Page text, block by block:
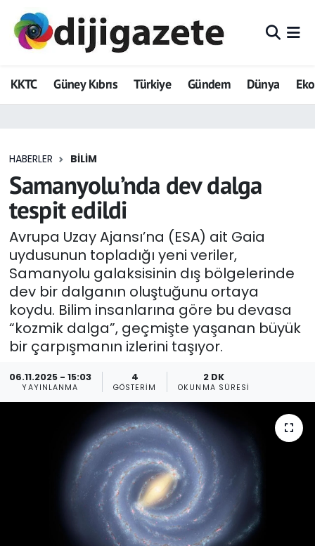
KKTC Güney Kıbrıs Türkiye Gündem Dünya
HABERLER BILIM
Samanyolu’nda dev dalga
tespit edildi
Avrupa Uzay Ajansı’na (ESA) ait Gaia
uydusunun topladığı yeni veriler,
Samanyolu galaksisinin dış bölgelerinde
dev bir dalganın oluştuğunu ortaya
koydu. Bilim insanlarına göre bu devasa
“kozmik dalga”, geçmişte yaşanan büyük
bir çarpışmanın izlerini taşıyor.
06.11.2025 - 15:03
YAYINLANMA
4
GÖSTERIM
2 DK
OKUNMA SÜRESI
ADVERTORIAL
Dijigazete
Eğitim
Ekonomi
Foto Galeri
GEZİ
Güncel
Gündem
KKTC
KKTC YEREL SEÇİM 2018
Kültür Sanat
Magazin
Hava Durumu
Trafik Durumu
Tüm Manşetler
Son Dakika Haberleri
Haber Arşivi